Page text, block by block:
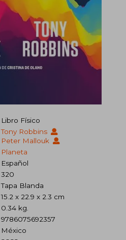
Libro Físico
Tony Robbins
Peter Mallouk
Planeta
Español
320
Tapa Blanda
15.2 x 22.9 x 2.3 cm
0.34 kg.
9786075692357
México